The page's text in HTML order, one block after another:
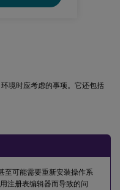
境时应考虑的事项。它还包括
至可能需要重新安装操作系
注册表编辑器而导致的问